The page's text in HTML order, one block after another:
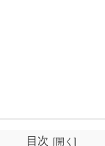
目次